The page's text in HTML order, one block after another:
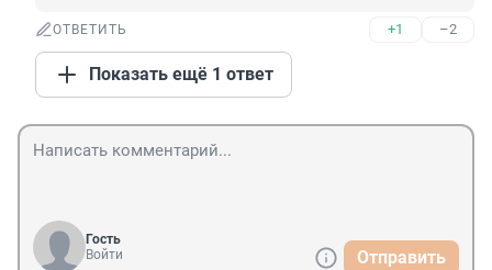
ОТВЕТИТЬ +1 –2
Показать ещё 1 ответ
Гость
Войти
Отправить